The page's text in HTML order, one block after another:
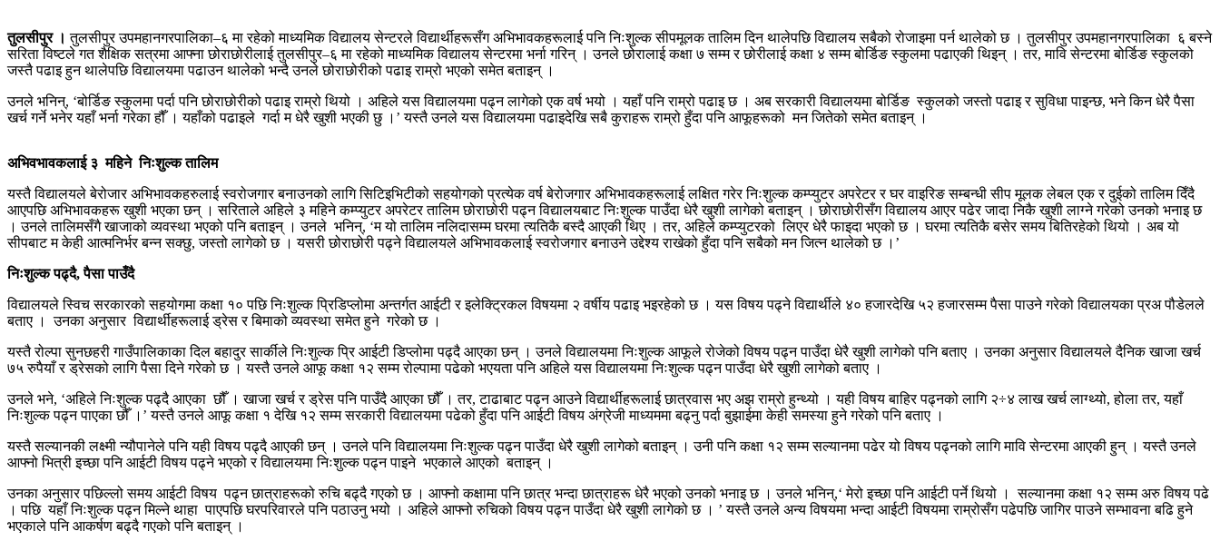
तुलसीपुर ।तुलसीपुर उपमहानगरपालिका–६ मा रहेको माध्यमिक विद्यालय सेन्टरले विद्यार्थीहरूसँग अभिभावकहरूलाई पनि निःशुल्क सीपमूलक तालिम दिन थालेपछि विद्यालय सबैको रोजाइमा पर्न थालेको छ । तुलसीपुर उपमहानगरपालिका ६ बस्ने
सरिता विष्टले गत शैक्षिक सत्रमा आफ्ना छोराछोरीलाई तुलसीपुर–६ मा रहेको माध्यमिक विद्यालय सेन्टरमा भर्ना गरिन् । उनले छोरालाई कक्षा ७ सम्म र छोरीलाई कक्षा ४ सम्म बोर्डिङ स्कुलमा पढाएकी थिइन् । तर, मावि सेन्टरमा बोर्डिङ स्कुलको
जस्तै पढाइ हुन थालेपछि विद्यालयमा पढाउन थालेको भन्दै उनले छोराछोरीको पढाइ राम्रो भएको समेत बताइन् ।
उनले भनिन्, ‘बोर्डिङ स्कुलमा पर्दा पनि छोराछोरीको पढाइ राम्रो थियो । अहिले यस विद्यालयमा पढ्न लागेको एक वर्ष भयो । यहाँ पनि राम्रो पढाइ छ । अब सरकारी विद्यालयमा बोर्डिङ स्कुलको जस्तो पढाइ र सुविधा पाइन्छ, भने किन धेरै पैसा
खर्च गर्ने भनेर यहाँ भर्ना गरेका हौँ । यहाँको पढाइले गर्दा म धेरै खुशी भएकी छु ।’ यस्तै उनले यस विद्यालयमा पढाइदेखि सबै कुराहरू राम्रो हुँदा पनि आफूहरूको मन जितेको समेत बताइन् ।
अभिवभावकलाई ३ महिने निःशुल्क तालिम
यस्तै विद्यालयले बेरोजार अभिभावकहरुलाई स्वरोजगार बनाउनको लागि सिटिइभिटीको सहयोगको प्रत्येक वर्ष बेरोजगार अभिभावकहरूलाई लक्षित गरेर निःशुल्क कम्प्युटर अपरेटर र घर वाइरिङ सम्बन्धी सीप मूलक लेबल एक र दुईको तालिम दिँदै
आएपछि अभिभावकहरू खुशी भएका छन् । सरिताले अहिले ३ महिने कम्प्युटर अपरेटर तालिम छोराछोरी पढ्न विद्यालयबाट निःशुल्क पाउँदा धेरै खुशी लागेको बताइन् । छोराछोरीसँग विद्यालय आएर पढेर जादा निकै खुशी लाग्ने गरेको उनको भनाइ छ
। उनले तालिमसँगै खाजाको व्यवस्था भएको पनि बताइन् । उनले भनिन्, ‘म यो तालिम नलिदासम्म घरमा त्यतिकै बस्दै आएकी थिए । तर, अहिले कम्प्युटरको लिएर धेरै फाइदा भएको छ । घरमा त्यतिकै बसेर समय बितिरहेको थियो । अब यो
सीपबाट म केही आत्मनिर्भर बन्न सक्छु, जस्तो लागेको छ । यसरी छोराछोरी पढ्ने विद्यालयले अभिभावकलाई स्वरोजगार बनाउने उद्देश्य राखेको हुँदा पनि सबैको मन जित्न थालेको छ ।’
निःशुल्क पढ्दै, पैसा पाउँदै
विद्यालयले स्विच सरकारको सहयोगमा कक्षा १० पछि निःशुल्क प्रिडिप्लोमा अन्तर्गत आईटी र इलेक्ट्रिकल विषयमा २ वर्षीय पढाइ भइरहेको छ । यस विषय पढ्ने विद्यार्थीले ४० हजारदेखि ५२ हजारसम्म पैसा पाउने गरेको विद्यालयका प्रअ पौडेलले
बताए । उनका अनुसार विद्यार्थीहरूलाई ड्रेस र बिमाको व्यवस्था समेत हुने गरेको छ ।
यस्तै रोल्पा सुनछहरी गाउँपालिकाका दिल बहादुर सार्कीले निःशुल्क प्रि आईटी डिप्लोमा पढ्दै आएका छन् । उनले विद्यालयमा निःशुल्क आफूले रोजेको विषय पढ्न पाउँदा धेरै खुशी लागेको पनि बताए । उनका अनुसार विद्यालयले दैनिक खाजा खर्च
७५ रुपैयाँ र ड्रेसको लागि पैसा दिने गरेको छ । यस्तै उनले आफू कक्षा १२ सम्म रोल्पामा पढेको भएयता पनि अहिले यस विद्यालयमा निःशुल्क पढ्न पाउँदा धेरै खुशी लागेको बताए ।
उनले भने, ‘अहिले निःशुल्क पढ्दै आएका छौँ । खाजा खर्च र ड्रेस पनि पाउँदै आएका छौँ । तर, टाढाबाट पढ्न आउने विद्यार्थीहरूलाई छात्रवास भए अझ राम्रो हुन्थ्यो । यही विषय बाहिर पढ्नको लागि २÷४ लाख खर्च लाग्थ्यो, होला तर, यहाँ
निःशुल्क पढ्न पाएका छौँ ।’ यस्तै उनले आफू कक्षा १ देखि १२ सम्म सरकारी विद्यालयमा पढेको हुँदा पनि आईटी विषय अंग्रेजी माध्यममा बढ्नु पर्दा बुझाईमा केही समस्या हुने गरेको पनि बताए ।
यस्तै सल्यानकी लक्ष्मी न्यौपानेले पनि यही विषय पढ्दै आएकी छन् । उनले पनि विद्यालयमा निःशुल्क पढ्न पाउँदा धेरै खुशी लागेको बताइन् । उनी पनि कक्षा १२ सम्म सल्यानमा पढेर यो विषय पढ्नको लागि मावि सेन्टरमा आएकी हुन् । यस्तै उनले
आफ्नो भित्री इच्छा पनि आईटी विषय पढ्ने भएको र विद्यालयमा निःशुल्क पढ्न पाइने भएकाले आएको बताइन् ।
उनका अनुसार पछिल्लो समय आईटी विषय पढ्न छात्राहरूको रुचि बढ्दै गएको छ । आफ्नो कक्षामा पनि छात्र भन्दा छात्राहरू धेरै भएको उनको भनाइ छ । उनले भनिन्,‘ मेरो इच्छा पनि आईटी पर्ने थियो । सल्यानमा कक्षा १२ सम्म अरु विषय पढे
। पछि यहाँ निःशुल्क पढ्न मिल्ने थाहा पाएपछि घरपरिवारले पनि पठाउनु भयो । अहिले आफ्नो रुचिको विषय पढ्न पाउँदा धेरै खुशी लागेको छ । ’ यस्तै उनले अन्य विषयमा भन्दा आईटी विषयमा राम्रोसँग पढेपछि जागिर पाउने सम्भावना बढि हुने
भएकाले पनि आकर्षण बढ्दै गएको पनि बताइन् ।